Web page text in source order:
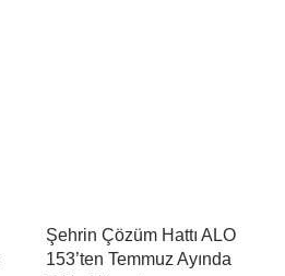
Şehrin Çözüm Hattı ALO
153’ten Temmuz Ayında